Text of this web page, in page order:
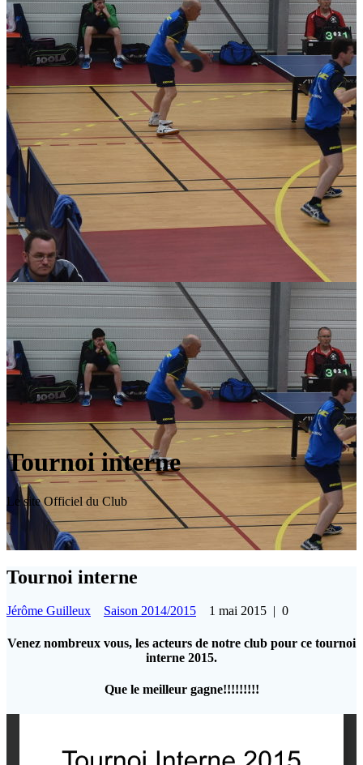
Tournoi interne
Le site Officiel du Club
Tournoi interne
Jérôme Guilleux Saison 2014/2015 1 mai 2015 | 0
Venez nombreux vous, les acteurs de notre club pour ce tournoi
interne 2015.
Que le meilleur gagne!!!!!!!!!